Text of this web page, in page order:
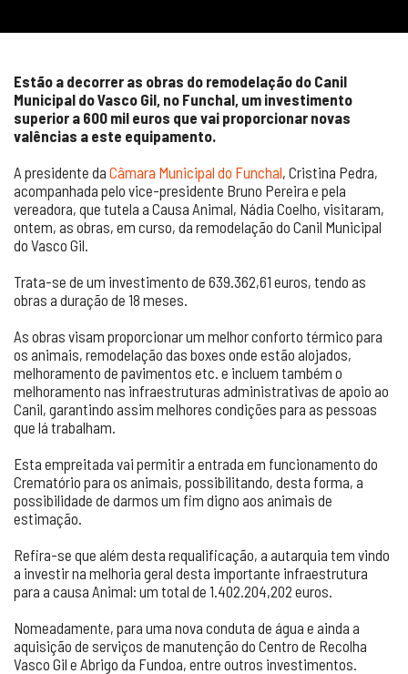
Estão a decorrer as obras do remodelação do Canil
Municipal do Vasco Gil, no Funchal, um investimento
superior a 600 mil euros que vai proporcionar novas
valências a este equipamento.
A presidente da Câmara Municipal do Funchal, Cristina Pedra,
acompanhada pelo vice-presidente Bruno Pereira e pela
vereadora, que tutela a Causa Animal, Nádia Coelho, visitaram,
ontem, as obras, em curso, da remodelação do Canil Municipal
do Vasco Gil.
Trata-se de um investimento de 639.362,61 euros, tendo as
obras a duração de 18 meses.
As obras visam proporcionar um melhor conforto térmico para
os animais, remodelação das boxes onde estão alojados,
melhoramento de pavimentos etc. e incluem também o
melhoramento nas infraestruturas administrativas de apoio ao
Canil, garantindo assim melhores condições para as pessoas
que lá trabalham.
Esta empreitada vai permitir a entrada em funcionamento do
Crematório para os animais, possibilitando, desta forma, a
possibilidade de darmos um fim digno aos animais de
estimação.
Refira-se que além desta requalificação, a autarquia tem vindo
a investir na melhoria geral desta importante infraestrutura
para a causa Animal: um total de 1.402.204,202 euros.
Nomeadamente, para uma nova conduta de água e ainda a
aquisição de serviços de manutenção do Centro de Recolha
Vasco Gil e Abrigo da Fundoa, entre outros investimentos.